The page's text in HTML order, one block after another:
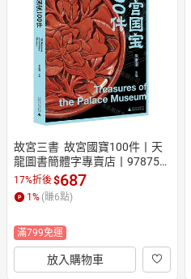
故宮三書  故宮國寶100件丨天
龍圖書簡體字專賣店丨978755
9842572 (tl2522)
17%折後$687
1 % (賺6點)
滿799免運
放入購物車